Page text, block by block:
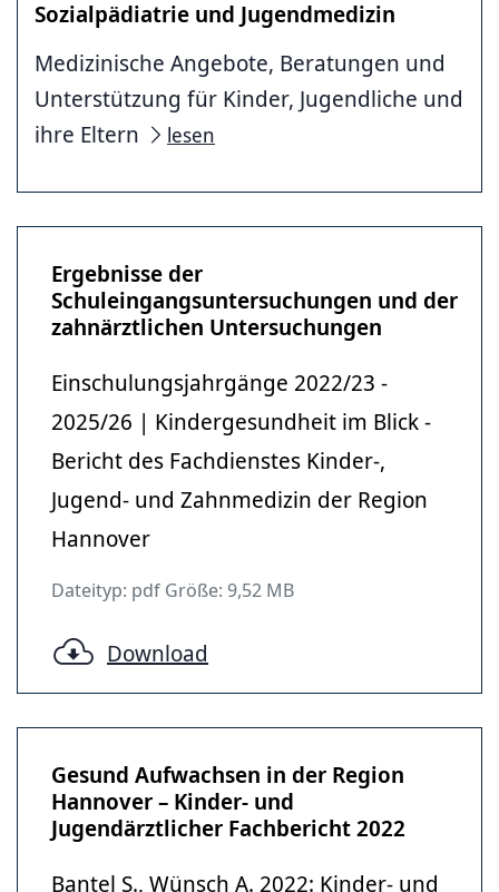
Sozialpädiatrie und Jugendmedizin
Medizinische Angebote, Beratungen und
Unterstützung für Kinder, Jugendliche und
ihre Eltern
lesen
Ergebnisse der
Schuleingangsuntersuchungen und der
zahnärztlichen Untersuchungen
Einschulungsjahrgänge 2022/23 -
2025/26 | Kindergesundheit im Blick -
Bericht des Fachdienstes Kinder-,
Jugend- und Zahnmedizin der Region
Hannover
Dateityp: pdf Größe: 9,52 MB
Download
Gesund Aufwachsen in der Region
Hannover – Kinder- und
Jugendärztlicher Fachbericht 2022
Bantel S., Wünsch A. 2022: Kinder- und